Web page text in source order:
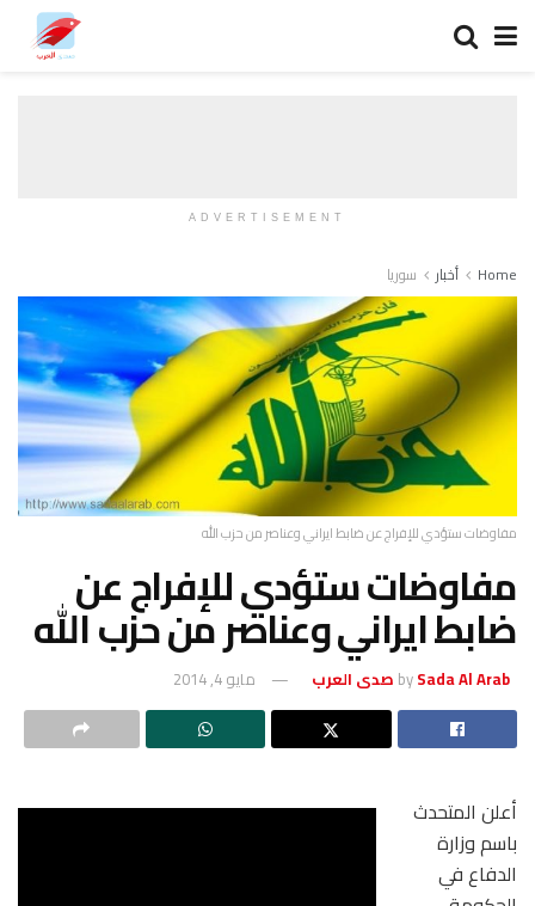
ADVERTISEMENT
Home أخبار سوريا
مفاوضات ستؤدي للإفراج عن ضابط ايراني وعناصر من حزب الله
مفاوضات ستؤدي للإفراج عن
ضابط ايراني وعناصر من حزب الله
bySada Al Arab صدى العرب مايو 4, 2014
أعلن المتحدث
باسم وزارة
الدفاع في